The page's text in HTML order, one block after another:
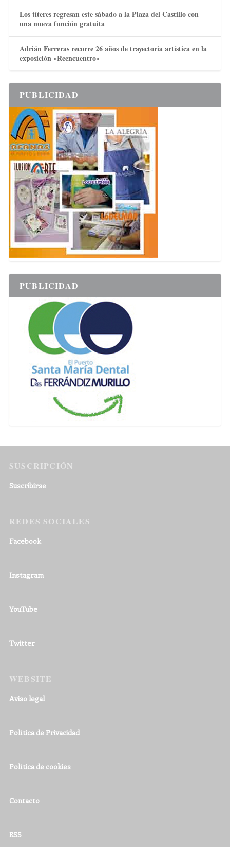
Los títeres regresan este sábado a la Plaza del Castillo con
una nueva función gratuita
Adrián Ferreras recorre 26 años de trayectoria artística en la
exposición «Reencuentro»
PUBLICIDAD
PUBLICIDAD
SUSCRIPCIÓN
Suscribirse
REDES SOCIALES
Facebook
Instagram
YouTube
Twitter
WEBSITE
Aviso legal
Política de Privacidad
Política de cookies
Contacto
RSS